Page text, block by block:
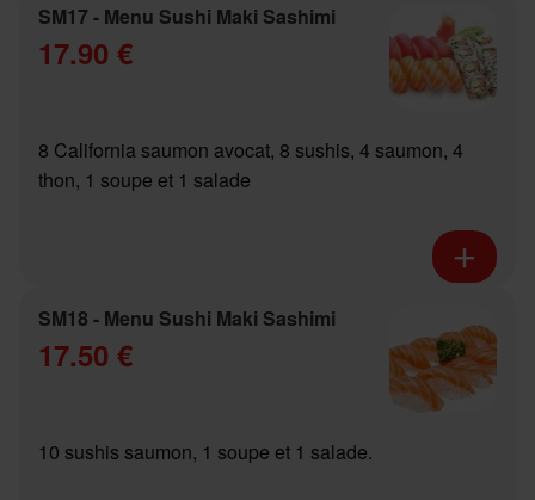
SM17 - Menu Sushi Maki Sashimi
17.90 €
8 California saumon avocat, 8 sushis, 4 saumon, 4
thon, 1 soupe et 1 salade
SM18 - Menu Sushi Maki Sashimi
17.50 €
10 sushis saumon, 1 soupe et 1 salade.